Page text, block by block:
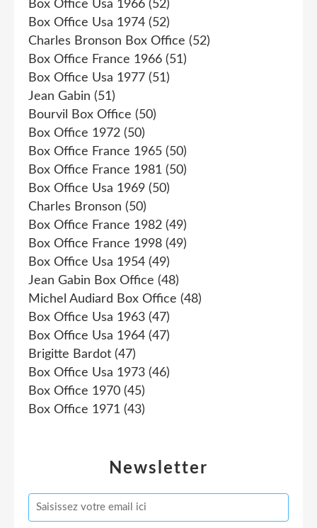
Newsletter
Box Office Usa 1966 (52)
Box Office Usa 1974 (52)
Charles Bronson Box Office (52)
Box Office France 1966 (51)
Box Office Usa 1977 (51)
Jean Gabin (51)
Bourvil Box Office (50)
Box Office 1972 (50)
Box Office France 1965 (50)
Box Office France 1981 (50)
Box Office Usa 1969 (50)
Charles Bronson (50)
Box Office France 1982 (49)
Box Office France 1998 (49)
Box Office Usa 1954 (49)
Jean Gabin Box Office (48)
Michel Audiard Box Office (48)
Box Office Usa 1963 (47)
Box Office Usa 1964 (47)
Brigitte Bardot (47)
Box Office Usa 1973 (46)
Box Office 1970 (45)
Box Office 1971 (43)